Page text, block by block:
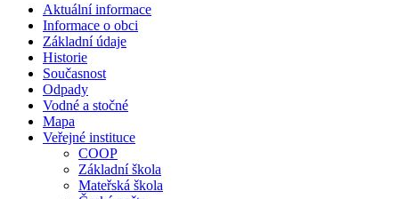
Aktuální informace
Informace o obci
Základní údaje
Historie
Současnost
Odpady
Vodné a stočné
Mapa
Veřejné instituce
COOP
Základní škola
Mateřská škola